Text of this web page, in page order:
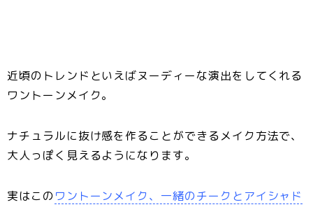
近頃のトレンドといえばヌーディーな演出をしてくれる
ワントーンメイク。
ナチュラルに抜け感を作ることができるメイク方法で、
大人っぽく見えるようになります。
実はこのワントーンメイク、一緒のチークとアイシャド